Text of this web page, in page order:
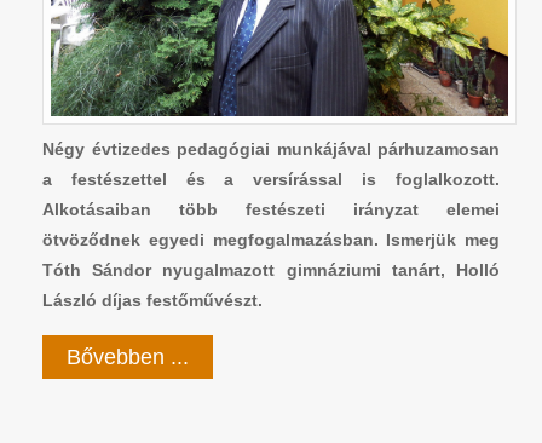
Négy évtizedes pedagógiai munkájával párhuzamosan
a festészettel és a versírással is foglalkozott.
Alkotásaiban több festészeti irányzat elemei
ötvöződnek egyedi megfogalmazásban. Ismerjük meg
Tóth Sándor nyugalmazott gimnáziumi tanárt, Holló
László díjas festőművészt.
Bővebben ...